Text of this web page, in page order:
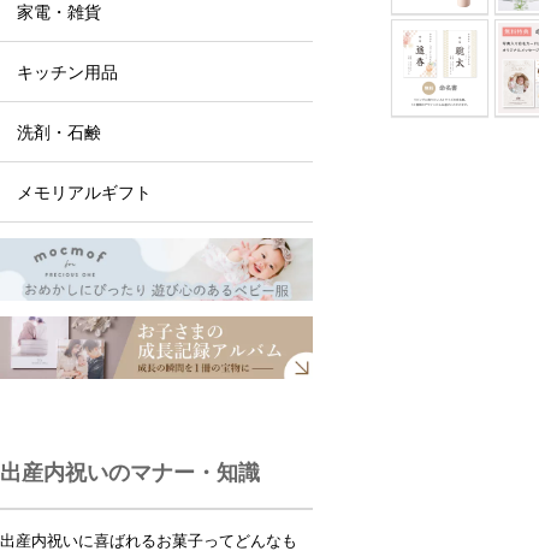
家電・雑貨
キッチン用品
洗剤・石鹸
メモリアルギフト
出産内祝いのマナー・知識
出産内祝いに喜ばれるお菓子ってどんなも